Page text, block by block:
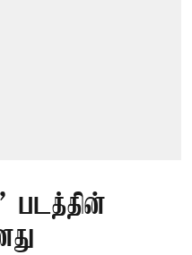
படத்தின்